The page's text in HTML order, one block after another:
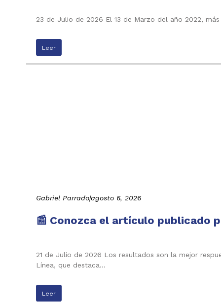
23 de Julio de 2026 El 13 de Marzo del año 2022,
Leer
Gabriel Parrado|agosto 6, 2026
📰 Conozca el artículo publicado
21 de Julio de 2026 Los resultados son la mejor
Línea, que destaca…
Leer